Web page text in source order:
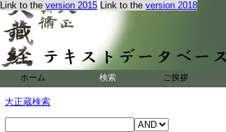
Link to the version 2015 Link to the version 2018
ホーム 検索 ご挨拶
大正蔵検索